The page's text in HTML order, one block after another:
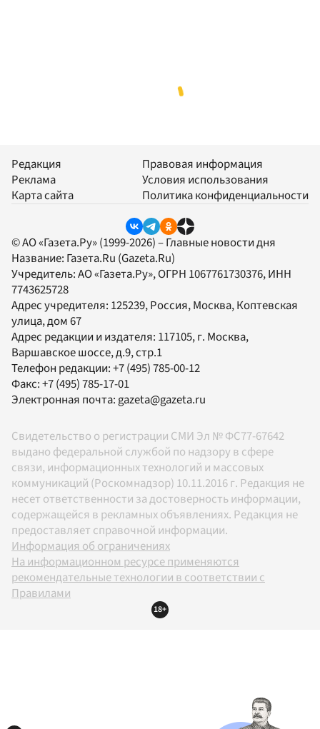
Редакция
Реклама
Карта сайта
Правовая информация
Условия использования
Политика конфиденциальности
© АО «Газета.Ру» (1999-2026) – Главные новости дня
Название: Газета.Ru (Gazeta.Ru)
Учредитель:АО «Газета.Ру», ОГРН 1067761730376, ИНН
7743625728
Адрес учредителя: 125239, Россия, Москва, Коптевская
улица, дом 67
Адрес редакции и издателя: 117105, г. Москва,
Варшавское шоссе, д.9, стр.1
Телефон редакции:+7 (495) 785-00-12
Факс:+7 (495) 785-17-01
Электронная почта:gazeta@gazeta.ru
Свидетельство о регистрации СМИ Эл № ФС77-67642
выдано федеральной службой по надзору в сфере
связи, информационных технологий и массовых
коммуникаций (Роскомнадзор) 10.11.2016 г. Редакция не
несет ответственности за достоверность информации,
содержащейся в рекламных объявлениях. Редакция не
предоставляет справочной информации.
Информация об ограничениях
На информационном ресурсе применяются
рекомендательные технологии в соответствии с
Правилами
18+